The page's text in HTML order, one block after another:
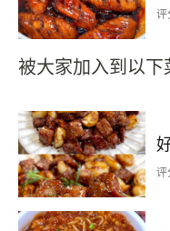
评
被大家加入到以下
评